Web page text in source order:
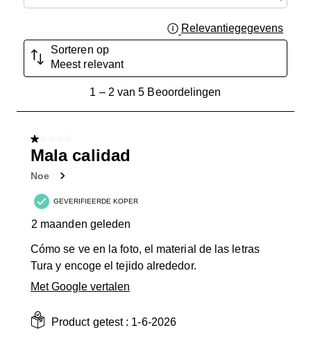
Relevantiegegevens
Sorteren op
Meest relevant
van
Beoordelingen.
1 – 2 van 5 Beoordelingen
1 van 5 sterren.
Mala calidad
Noe
GEVERIFIEERDE KOPER
2 maanden geleden
Cómo se ve en la foto, el material de las letras
Tura y encoge el tejido alrededor.
Met Google vertalen
Product getest : 1-6-2026